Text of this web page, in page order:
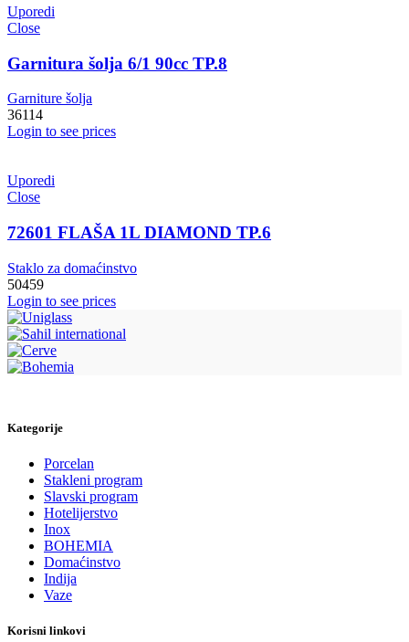
Uporedi
Close
Garnitura šolja 6/1 90cc TP.8
Garniture šolja
36114
Login to see prices
Uporedi
Close
72601 FLAŠA 1L DIAMOND TP.6
Staklo za domaćinstvo
50459
Login to see prices
Kategorije
Porcelan
Stakleni program
Slavski program
Hotelijerstvo
Inox
BOHEMIA
Domaćinstvo
Indija
Vaze
Korisni linkovi